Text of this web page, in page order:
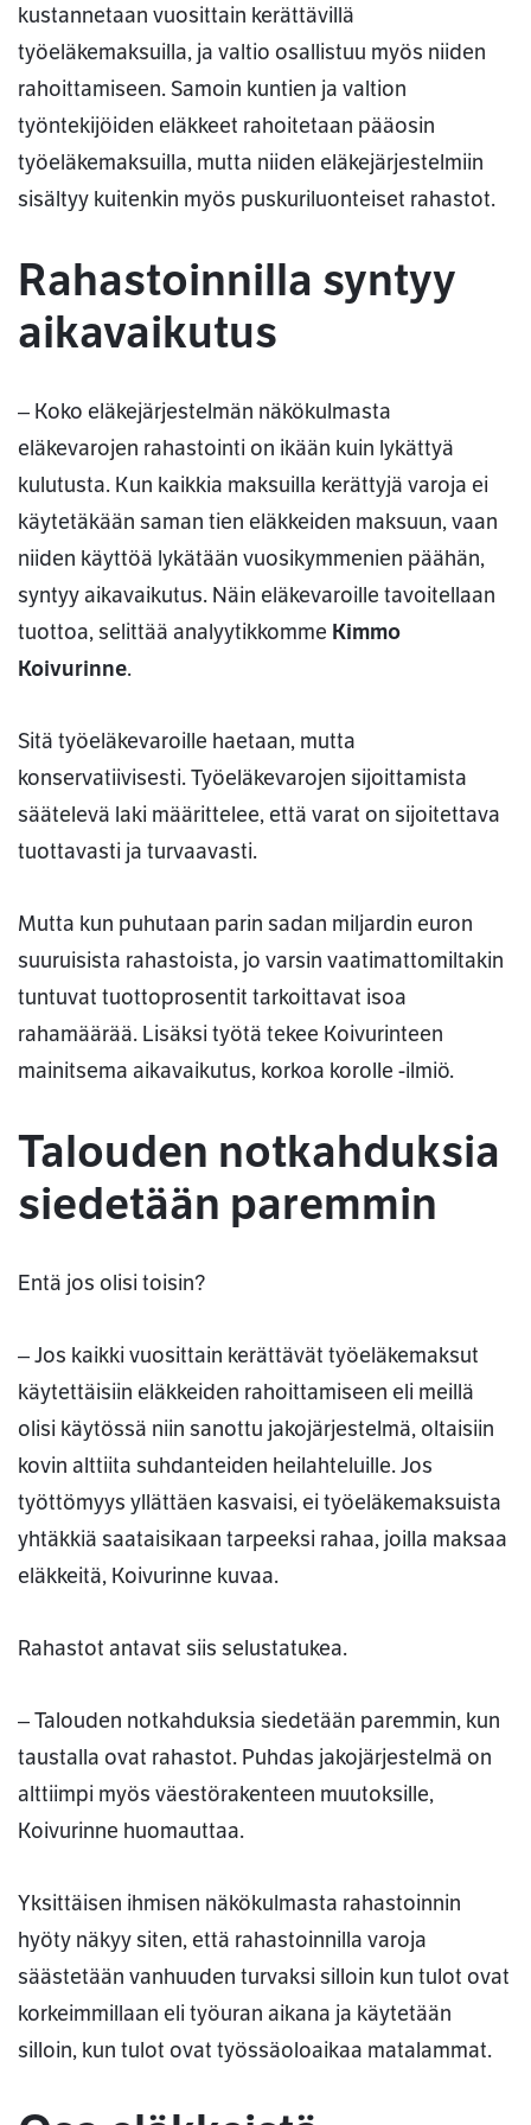
kustannetaan vuosittain kerättävillä
työeläkemaksuilla, ja valtio osallistuu myös niiden
rahoittamiseen. Samoin kuntien ja valtion
työntekijöiden eläkkeet rahoitetaan pääosin
työeläkemaksuilla, mutta niiden eläkejärjestelmiin
sisältyy kuitenkin myös puskuriluonteiset rahastot.
Rahastoinnilla syntyy
aikavaikutus
‒ Koko eläkejärjestelmän näkökulmasta
eläkevarojen rahastointi on ikään kuin lykättyä
kulutusta. Kun kaikkia maksuilla kerättyjä varoja ei
käytetäkään saman tien eläkkeiden maksuun, vaan
niiden käyttöä lykätään vuosikymmenien päähän,
syntyy aikavaikutus. Näin eläkevaroille tavoitellaan
tuottoa, selittää analyytikkomme Kimmo
Koivurinne.
Sitä työeläkevaroille haetaan, mutta
konservatiivisesti. Työeläkevarojen sijoittamista
säätelevä laki määrittelee, että varat on sijoitettava
tuottavasti ja turvaavasti.
Mutta kun puhutaan parin sadan miljardin euron
suuruisista rahastoista, jo varsin vaatimattomiltakin
tuntuvat tuottoprosentit tarkoittavat isoa
rahamäärää. Lisäksi työtä tekee Koivurinteen
mainitsema aikavaikutus, korkoa korolle -ilmiö.
Talouden notkahduksia
siedetään paremmin
Entä jos olisi toisin?
‒ Jos kaikki vuosittain kerättävät työeläkemaksut
käytettäisiin eläkkeiden rahoittamiseen eli meillä
olisi käytössä niin sanottu jakojärjestelmä, oltaisiin
kovin alttiita suhdanteiden heilahteluille. Jos
työttömyys yllättäen kasvaisi, ei työeläkemaksuista
yhtäkkiä saataisikaan tarpeeksi rahaa, joilla maksaa
eläkkeitä, Koivurinne kuvaa.
Rahastot antavat siis selustatukea.
‒ Talouden notkahduksia siedetään paremmin, kun
taustalla ovat rahastot. Puhdas jakojärjestelmä on
alttiimpi myös väestörakenteen muutoksille,
Koivurinne huomauttaa.
Yksittäisen ihmisen näkökulmasta rahastoinnin
hyöty näkyy siten, että rahastoinnilla varoja
säästetään vanhuuden turvaksi silloin kun tulot ovat
korkeimmillaan eli työuran aikana ja käytetään
silloin, kun tulot ovat työssäoloaikaa matalammat.